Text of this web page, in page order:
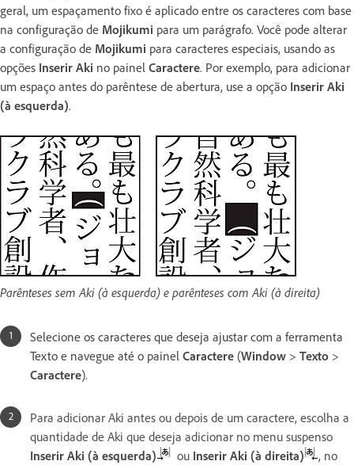
geral, um espaçamento fixo é aplicado entre os caracteres com base
na configuração de Mojikumi para um parágrafo. Você pode alterar
a configuração de Mojikumi para caracteres especiais, usando as
opções Inserir Aki no painel Caractere. Por exemplo, para adicionar
um espaço antes do parêntese de abertura, use a opção Inserir Aki
(à esquerda).
Parênteses sem Aki (à esquerda) e parênteses com Aki (à direita)
Selecione os caracteres que deseja ajustar com a ferramenta
Texto e navegue até o painel Caractere (Window > Texto >
Caractere).
Para adicionar Aki antes ou depois de um caractere, escolha a
quantidade de Aki que deseja adicionar no menu suspenso
Inserir Aki (à esquerda)
ou Inserir Aki (à direita)
, no